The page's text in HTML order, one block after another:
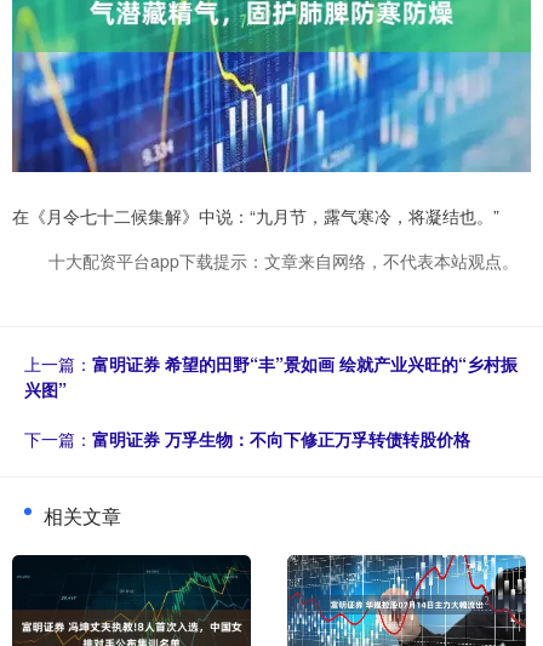
在《月令七十二候集解》中说：“九月节，露气寒冷，将凝结也。”
十大配资平台app下载提示：文章来自网络，不代表本站观点。
上一篇： 富明证券 希望的田野“丰”景如画 绘就产业兴旺的“乡村振
兴图”
下一篇： 富明证券 万孚生物：不向下修正万孚转债转股价格
相关文章